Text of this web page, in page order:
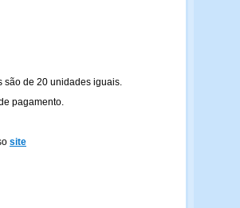
de 20 unidades iguais.
pagamento.
site